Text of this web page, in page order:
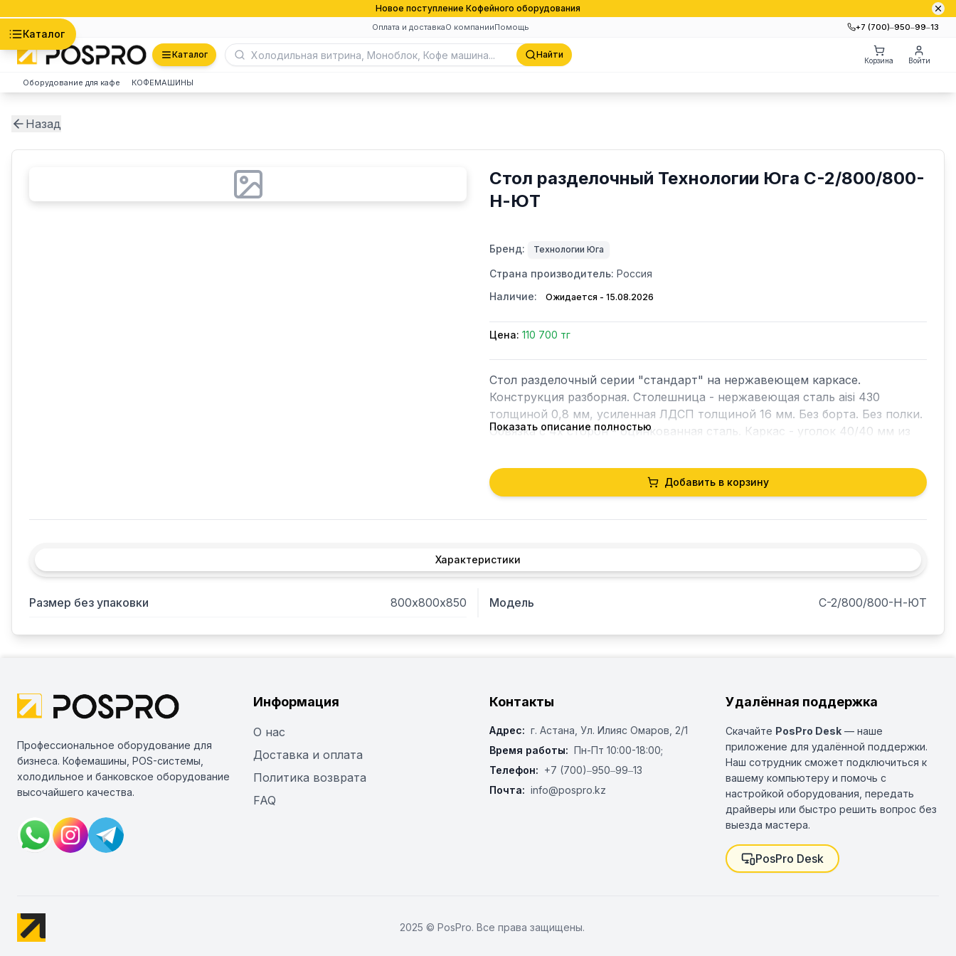
Новое поступление Кофейного оборудования
Оплата и доставкаО компанииПомощь +7 (700)‒950‒99‒13
Каталог
Каталог Найти
Корзина Войти
Оборудование для кафе КОФЕМАШИНЫ
Назад
Стол разделочный Технологии Юга С-2/800/800-
Н-ЮТ
Бренд: Технологии Юга
Страна производитель: Россия
Наличие:
Ожидается - 15.08.2026
Цена: 110 700 тг
Стол разделочный серии "стандарт" на нержавеющем каркасе.
Конструкция разборная. Столешница - нержавеющая сталь aisi 430
толщиной 0,8 мм, усиленная ЛДСП толщиной 16 мм. Без борта. Без полки.
Обвязка с 4х сторон - оцинкованная сталь. Каркас - уголок 40/40 мм из
регулируемыми опорами, для корректировки неровности поверхности.
Диапазон регулировки до 20 мм. Максимальная распределенная нагрузка
на столешницу до 90 кг.
Показать описание полностью
Добавить в корзину
Характеристики
Размер без упаковки 800х800х850 Модель С-2/800/800-Н-ЮТ
Профессиональное оборудование для
бизнеса. Кофемашины, POS-системы,
холодильное и банковское оборудование
высочайшего качества.
Информация
О нас
Доставка и оплата
Политика возврата
FAQ
Контакты
Адрес: г. Астана, ​Ул. Илияс Омаров, 2/1
Время работы: Пн-Пт 10:00-18:00;
Телефон: +7 (700)‒950‒99‒13
Почта: info@pospro.kz
Удалённая поддержка
Скачайте PosPro Desk — наше
приложение для удалённой поддержки.
Наш сотрудник сможет подключиться к
вашему компьютеру и помочь с
настройкой оборудования, передать
драйверы или быстро решить вопрос без
выезда мастера.
PosPro Desk
2025 © PosPro. Все права защищены.